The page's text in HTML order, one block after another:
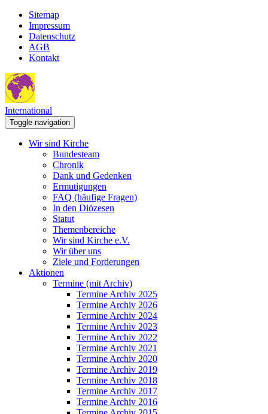
Sitemap
Impressum
Datenschutz
AGB
Kontakt
International
Toggle navigation
Wir sind Kirche
Bundesteam
Chronik
Dank und Gedenken
Ermutigungen
FAQ (häufige Fragen)
In den Diözesen
Statut
Themenbereiche
Wir sind Kirche e.V.
Wir über uns
Ziele und Forderungen
Aktionen
Termine (mit Archiv)
Termine Archiv 2025
Termine Archiv 2026
Termine Archiv 2024
Termine Archiv 2023
Termine Archiv 2022
Termine Archiv 2021
Termine Archiv 2020
Termine Archiv 2019
Termine Archiv 2018
Termine Archiv 2017
Termine Archiv 2016